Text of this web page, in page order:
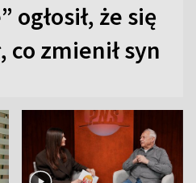
ogłosił, że się
co zmienił syn